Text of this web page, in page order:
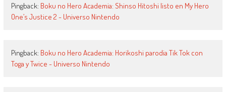
Pingback: Boku no Hero Academia: Shinso Hitoshi listo en My Hero
One’s Justice 2 - Universo Nintendo
Pingback: Boku no Hero Academia: Horikoshi parodia Tik Tok con
Toga y Twice - Universo Nintendo